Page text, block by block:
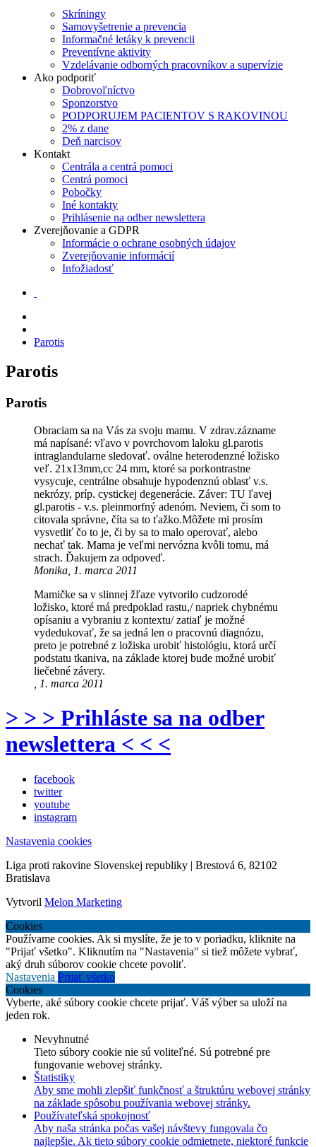
Skríningy
Samovyšetrenie a prevencia
Informačné letáky k prevencii
Preventívne aktivity
Vzdelávanie odborných pracovníkov a supervízie
Ako podporiť
Dobrovoľníctvo
Sponzorstvo
PODPORUJEM PACIENTOV S RAKOVINOU
2% z dane
Deň narcisov
Kontakt
Centrála a centrá pomoci
Centrá pomoci
Pobočky
Iné kontakty
Prihlásenie na odber newslettera
Zverejňovanie a GDPR
Informácie o ochrane osobných údajov
Zverejňovanie informácií
Infožiadosť
Parotis
Parotis
Parotis
Obraciam sa na Vás za svoju mamu. V zdrav.zázname
má napísané: vľavo v povrchovom laloku gl.parotis
intraglandularne sledovať. oválne heterodenzné ložisko
veľ. 21x13mm,cc 24 mm, ktoré sa porkontrastne
vysycuje, centrálne obsahuje hypodenznú oblasť v.s.
nekrózy, príp. cystickej degenerácie. Záver: TU ľavej
gl.parotis - v.s. pleinmorfný adenóm. Neviem, či som to
citovala správne, číta sa to ťažko.Môžete mi prosím
vysvetliť čo to je, či by sa to malo operovať, alebo
nechať tak. Mama je veľmi nervózna kvôli tomu, má
strach. Ďakujem za odpoveď.
Monika, 1. marca 2011
Mamičke sa v slinnej žľaze vytvorilo cudzorodé
ložisko, ktoré má predpoklad rastu,/ napriek chybnému
opísaniu a vybraniu z kontextu/ zatiaľ je možné
vydedukovať, že sa jedná len o pracovnú diagnózu,
preto je potrebné z ložiska urobiť histológiu, ktorá určí
podstatu tkaniva, na základe ktorej bude možné urobiť
liečebné závery.
, 1. marca 2011
> > > Prihláste sa na odber
newslettera < < <
facebook
twitter
youtube
instagram
Nastavenia cookies
Liga proti rakovine Slovenskej republiky | Brestová 6, 82102
Bratislava
Vytvoril Melon Marketing
Cookies
Používame cookies. Ak si myslíte, že je to v poriadku, kliknite na
"Prijať všetko". Kliknutím na "Nastavenia" si tiež môžete vybrať,
aký druh súborov cookie chcete povoliť.
Nastavenia Prijať všetko
Cookies
Vyberte, aké súbory cookie chcete prijať. Váš výber sa uloží na
jeden rok.
Nevyhnutné
Tieto súbory cookie nie sú voliteľné. Sú potrebné pre
fungovanie webovej stránky.
Štatistiky
Aby sme mohli zlepšiť funkčnosť a štruktúru webovej stránky
na základe spôsobu používania webovej stránky.
Používateľská spokojnosť
Aby naša stránka počas vašej návštevy fungovala čo
najlepšie. Ak tieto súbory cookie odmietnete, niektoré funkcie